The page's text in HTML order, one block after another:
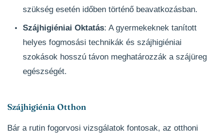
szükség esetén időben történő beavatkozásban.
Szájhigiéniai Oktatás: A gyermekeknek tanított
helyes fogmosási technikák és szájhigiéniai
szokások hosszú távon meghatározzák a szájüreg
egészségét.
Szájhigiénia Otthon
Bár a rutin fogorvosi vizsgálatok fontosak, az otthoni